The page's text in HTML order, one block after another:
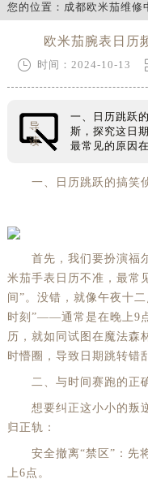
节假日正常
您的位置： 成都欧米茄维修
欧米茄腕表日历
 时间：2024-10-13
导
读
一、日历跳跃
斯，探究这日
最常见的原因
一、日历跳跃的搞笑
首先，我们要扮演福尔
米茄手表日历不准，最常
间”。没错，就像午夜十
时刻”——通常是在晚上9
历，就如同试图在魔法森
时懵圈，导致日期跳转错
二、与时间赛跑的正
想要纠正这小小的叛逆
归正轨：
安全撤离“禁区”：先将
上6点。